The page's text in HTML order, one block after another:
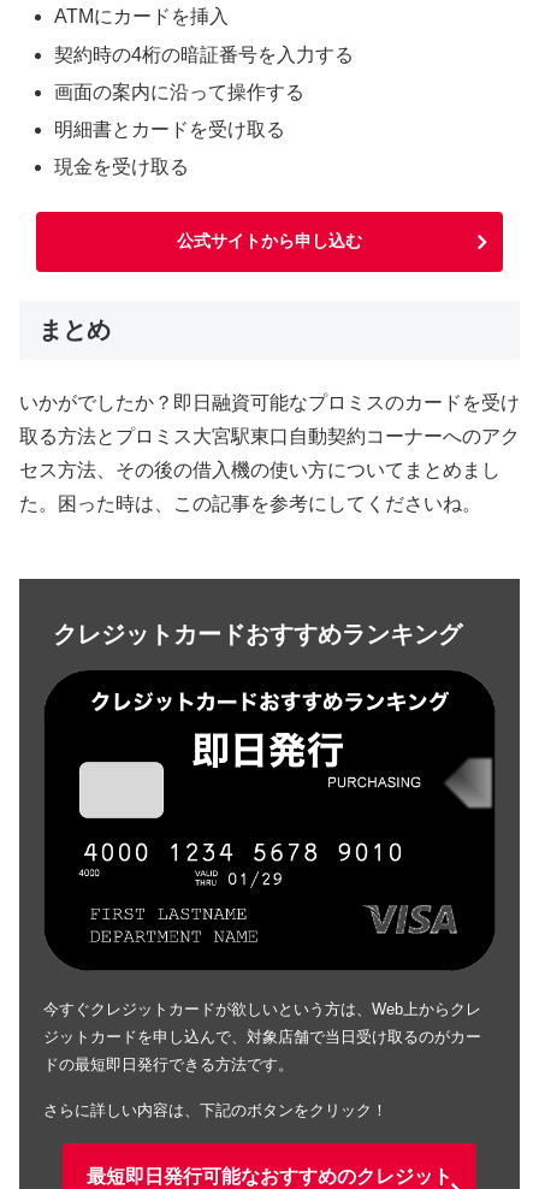
ATMにカードを挿入
契約時の4桁の暗証番号を入力する
画面の案内に沿って操作する
明細書とカードを受け取る
現金を受け取る
公式サイトから申し込む
まとめ
いかがでしたか？即日融資可能なプロミスのカードを受け
取る方法とプロミス大宮駅東口自動契約コーナーへのアク
セス方法、その後の借入機の使い方についてまとめまし
た。困った時は、この記事を参考にしてくださいね。
クレジットカードおすすめランキング
今すぐクレジットカードが欲しいという方は、Web上からクレ
ジットカードを申し込んで、対象店舗で当日受け取るのがカー
ドの最短即日発行できる方法です。
さらに詳しい内容は、下記のボタンをクリック！
最短即日発行可能なおすすめのクレジット